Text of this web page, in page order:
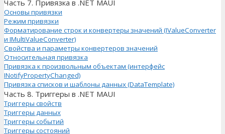
Часть 7. Привязка в .NET MAUI
Основы привязки
Режим привязки
Форматирование строк и конвертеры значений (IValueConverter
и IMultiValueConverter)
Свойства и параметры конвертеров значений
Относительная привязка
Привязка к произвольным объектам (интерфейс
INotifyPropertyChanged)
Привязка списков и шаблоны данных (DataTemplate)
Часть 8. Триггеры в .NET MAUI
Триггеры свойств
Триггеры данных
Триггеры событий
Триггеры состояний